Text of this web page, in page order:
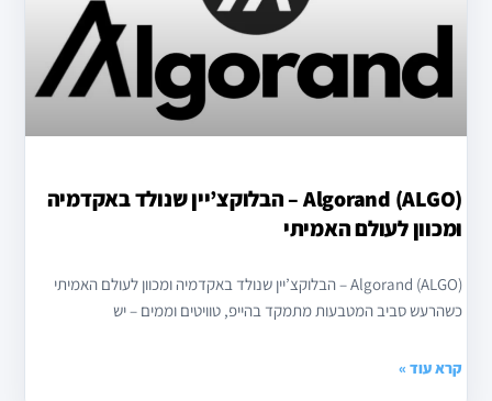
Algorand (ALGO) – הבלוקצ’יין שנולד באקדמיה
ומכוון לעולם האמיתי
Algorand (ALGO) – הבלוקצ’יין שנולד באקדמיה ומכוון לעולם האמיתי
כשהרעש סביב המטבעות מתמקד בהייפ, טוויטים וממים – יש
קרא עוד »